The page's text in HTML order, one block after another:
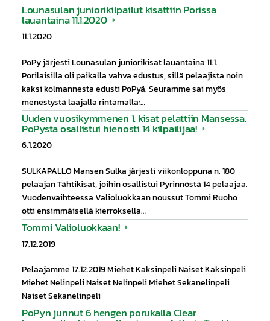
Lounasulan juniorikilpailut kisattiin Porissa
lauantaina 11.1.2020
11.1.2020
PoPy järjesti Lounasulan juniorikisat lauantaina 11.1.
Porilaisilla oli paikalla vahva edustus, sillä pelaajista noin
kaksi kolmannesta edusti PoPyä. Seuramme sai myös
menestystä laajalla rintamalla:…
Uuden vuosikymmenen 1. kisat pelattiin Mansessa.
PoPysta osallistui hienosti 14 kilpailijaa!
6.1.2020
SULKAPALLO Mansen Sulka järjesti viikonloppuna n. 180
pelaajan Tähtikisat, joihin osallistui Pyrinnöstä 14 pelaajaa.
Vuodenvaihteessa Valioluokkaan noussut Tommi Ruoho
otti ensimmäisellä kierroksella…
Tommi Valioluokkaan!
17.12.2019
Pelaajamme 17.12.2019 Miehet Kaksinpeli Naiset Kaksinpeli
Miehet Nelinpeli Naiset Nelinpeli Miehet Sekanelinpeli
Naiset Sekanelinpeli
PoPyn junnut 6 hengen porukalla Clear